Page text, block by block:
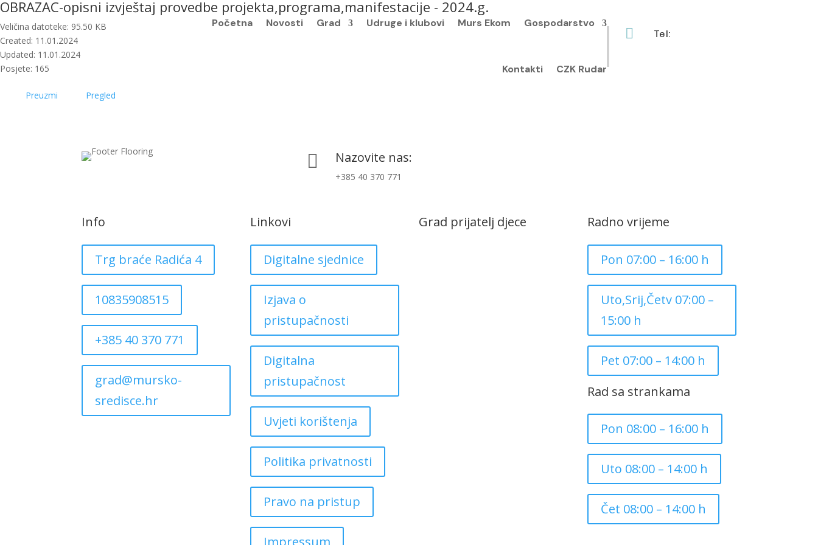
Početna Novosti Grad Udruge i klubovi Murs Ekom Gospodarstvo
Kontakti CZK Rudar
 Tel:
OBRAZAC-opisni izvještaj provedbe projekta,programa,manifestacije - 2024.g.
Veličina datoteke: 95.50 KB
Created: 11.01.2024
Updated: 11.01.2024
Posjete: 165
Preuzmi Pregled
 Nazovite nas:
+385 40 370 771
Info
Trg braće Radića 4
10835908515
+385 40 370 771
grad@mursko-
sredisce.hr
Linkovi
Digitalne sjednice
Izjava o
pristupačnosti
Digitalna
pristupačnost
Uvjeti korištenja
Politika privatnosti
Pravo na pristup
Grad prijatelj djece Radno vrijeme
Pon 07:00 – 16:00 h
Uto,Srij,Četv 07:00 –
15:00 h
Pet 07:00 – 14:00 h
Rad sa strankama
Pon 08:00 – 16:00 h
Uto 08:00 – 14:00 h
Čet 08:00 – 14:00 h